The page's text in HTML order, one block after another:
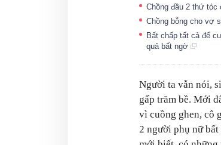
Chồng đầu 2 thứ tóc
Chồng bỗng cho vợ
Bất chấp tất cả để
quả bất ngờ
Người ta vẫn nói,
gấp trăm bề. Mới
vì cuồng ghen, cô
2 người phụ nữ